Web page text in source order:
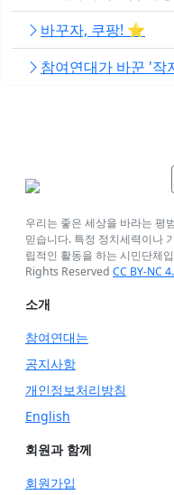
바꾸자, 쿠팡! ⭐️
참여연대가 바꾼 '작
우리는 좋은 세상을 바라는 평
믿습니다. 특정 정치세력이나
립적인 활동을 하는 시민단체
Rights Reserved CC BY-NC
소개
참여연대는
공지사항
개인정보처리방침
English
회원과 함께
회원가입